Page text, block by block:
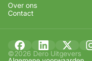
Over ons
Contact
©2026 Dero Uitgevers